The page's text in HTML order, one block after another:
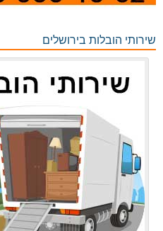
שירותי הובלות בירושלים